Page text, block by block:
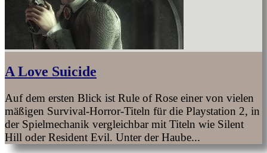
A Love Suicide
Auf dem ersten Blick ist Rule of Rose einer von vielen
mäßigen Survival-Horror-Titeln für die Playstation 2, in
der Spielmechanik vergleichbar mit Titeln wie Silent
Hill oder Resident Evil. Unter der Haube...